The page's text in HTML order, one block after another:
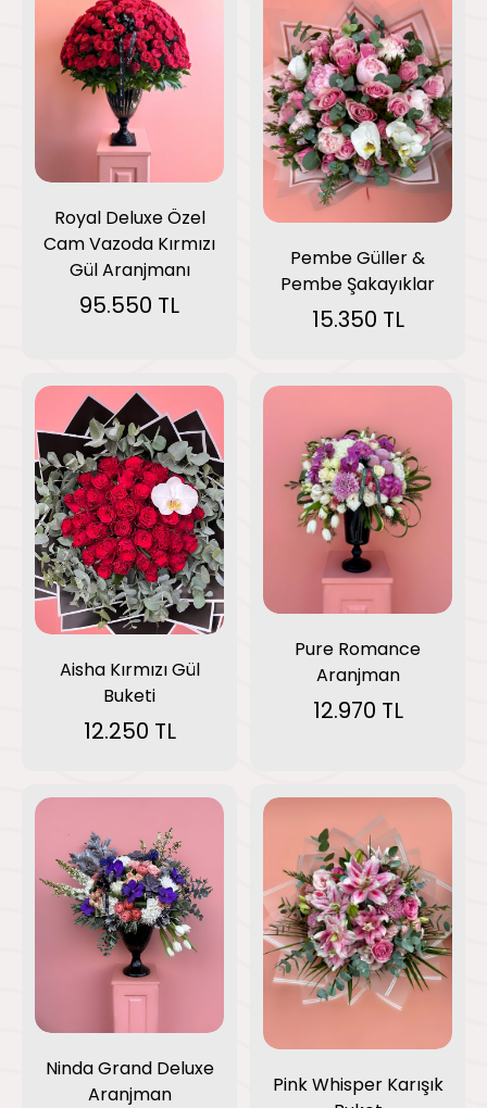
Royal Deluxe Özel
Cam Vazoda Kırmızı
Gül Aranjmanı
95.550 TL
Pembe Güller &
Pembe Şakayıklar
15.350 TL
Aisha Kırmızı Gül
Buketi
12.250 TL
Pure Romance
Aranjman
12.970 TL
Ninda Grand Deluxe
Aranjman
Pink Whisper Karışık